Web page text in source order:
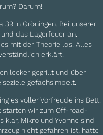
Darum!
in Gröningen. Bei unserer
das Lagerfeuer an.
mit der Theorie los. Alles
erklärt.
lecker gegrillt und über
gefachsimpelt.
es voller Vorfreude ins Bett.
starten wir zum Off-road-
klar, Mikro und Yvonne sind
nicht gefahren ist, hatte